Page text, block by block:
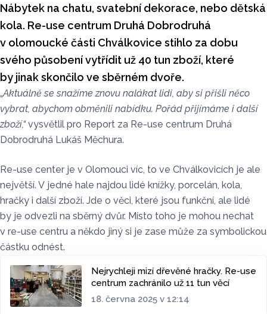
Nábytek na chatu, svatební dekorace, nebo dětská
kola. Re-use centrum Druhá Dobrodruhá
v olomoucké části Chválkovice stihlo za dobu
svého působení vytřídit už 40 tun zboží, které
by jinak skončilo ve sběrném dvoře.
„Aktuálně se snažíme znovu nalákat lidi, aby si přišli něco
vybrat, abychom obměnili nabídku. Pořád přijímáme i další
zboží,“vysvětlil pro Report za Re-use centrum Druhá
Dobrodruhá Lukáš Měchura.
Re-use center je v Olomouci víc, to ve Chválkovicích je ale
největší. V jedné hale najdou lidé knížky, porcelán, kola,
hračky i další zboží. Jde o věci, které jsou funkční, ale lidé
by je odvezli na sběrný dvůr. Místo toho je mohou nechat
v re-use centru a někdo jiný si je zase může za symbolickou
částku odnést.
Nejrychleji mizí dřevěné hračky. Re-use
centrum zachránilo už 11 tun věcí
18. června 2025 v 12:14